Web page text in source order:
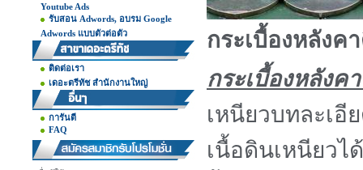
Youtube Ads
รับสอน Adwords, อบรม Google
Adwords แบบตัวต่อตัว
ติดต่อเรา
เดอะตรีทัช สำนักงานใหญ่
การันตี
FAQ
กระเบื้องหลังค
กระเบื้องหลังค
เหนียวบทละเอี
เนื้อดินเหนียว